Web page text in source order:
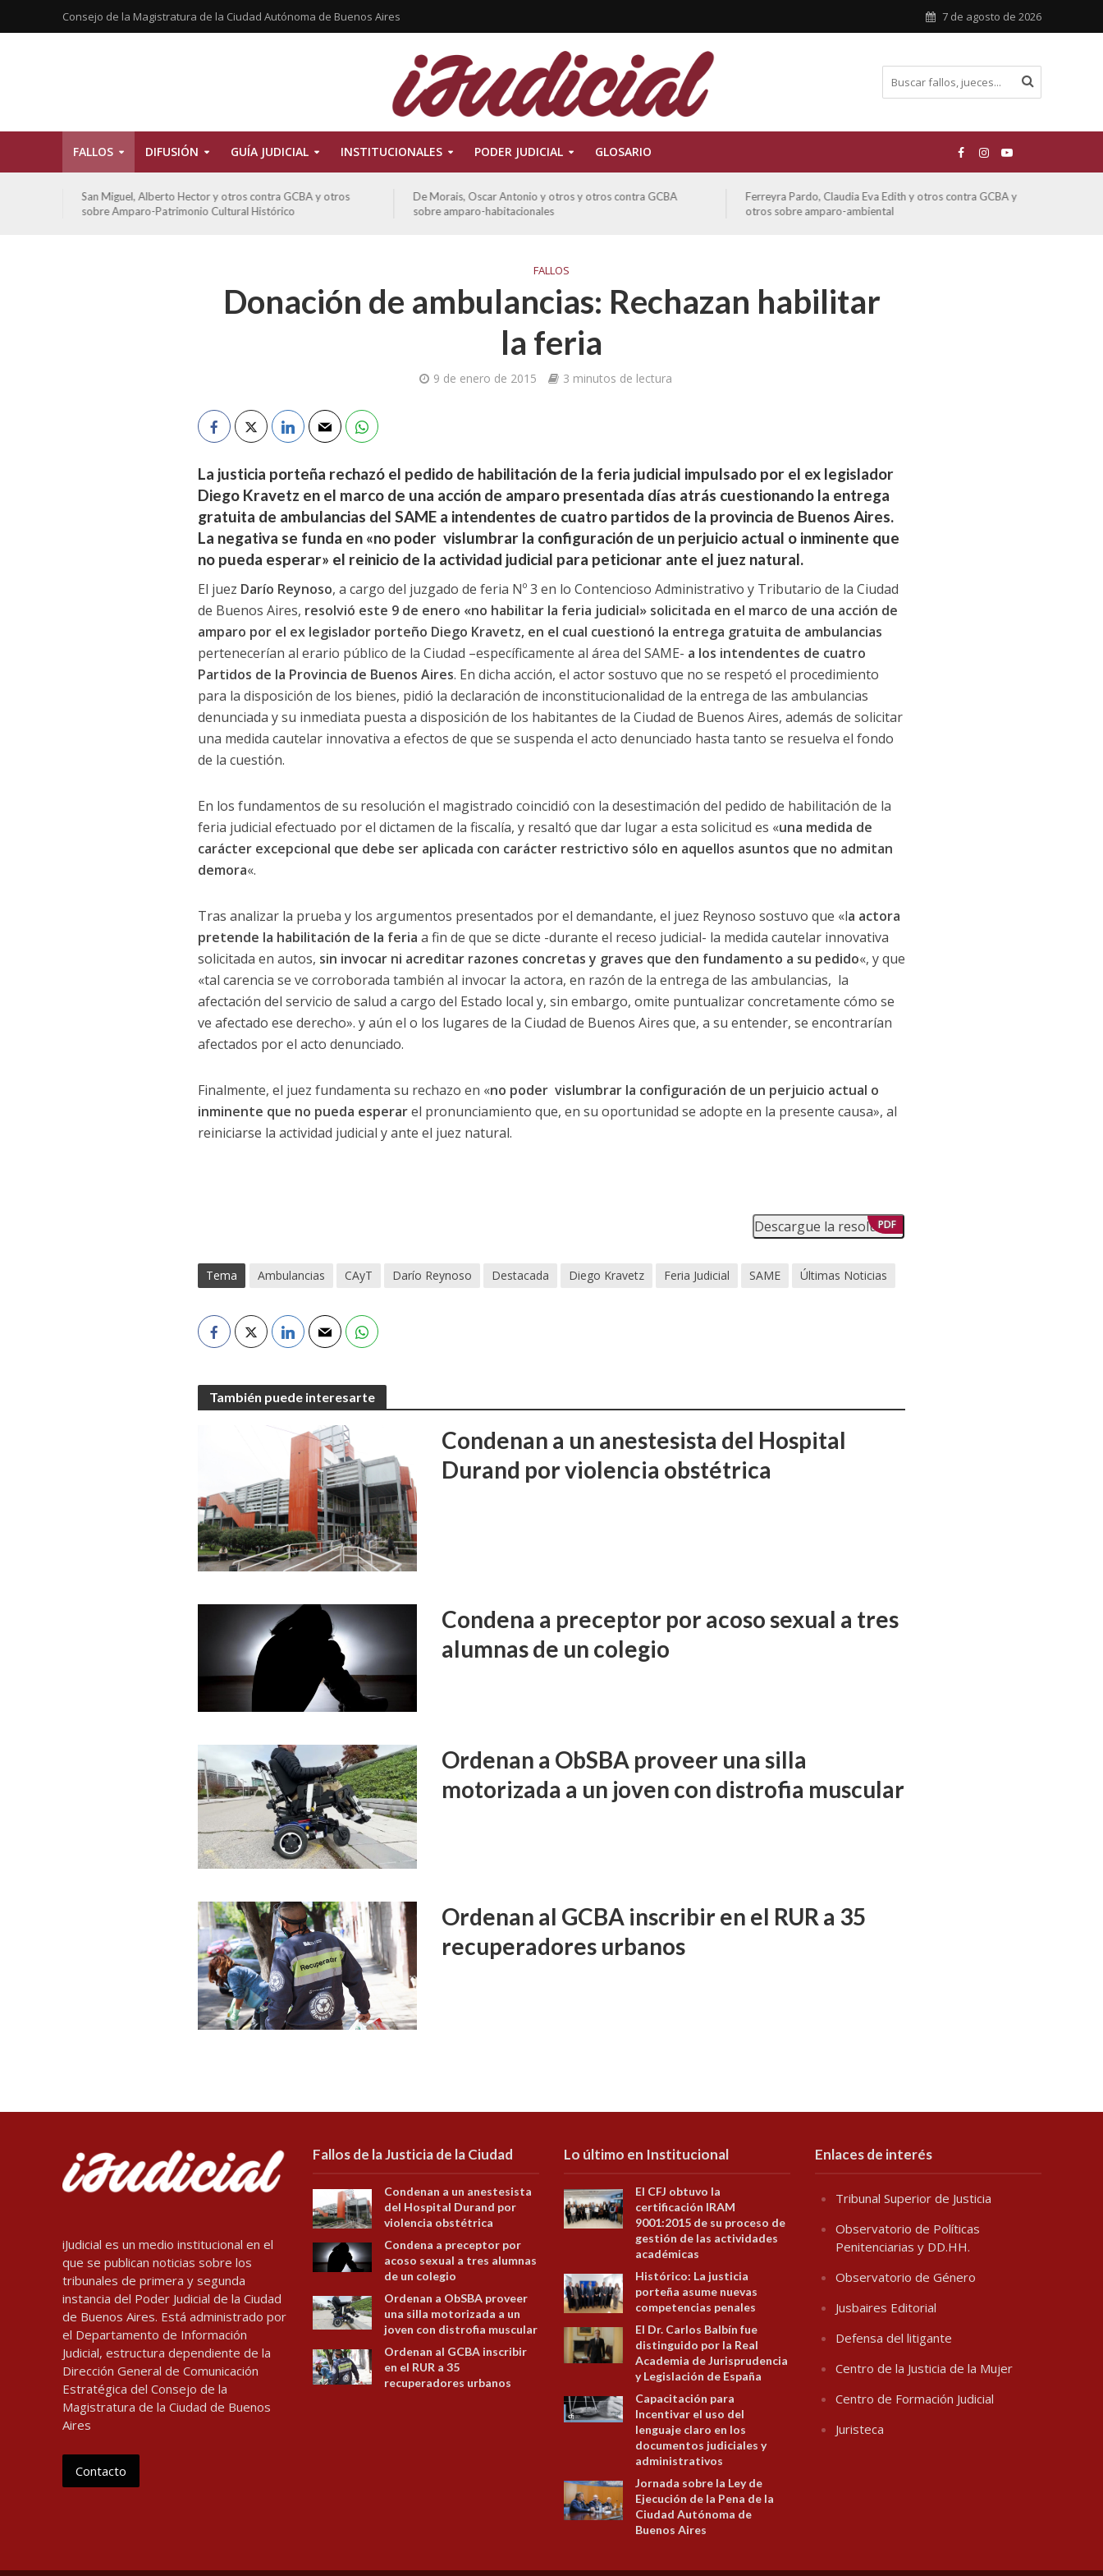
Consejo de la Magistratura de la Ciudad Autónoma de Buenos Aires 7 de agosto de 2026
FALLOS DIFUSIÓN GUÍA JUDICIAL INSTITUCIONALES PODER JUDICIAL GLOSARIO
De Morais, Oscar Antonio y otros y otros contra GCBA
sobre amparo-habitacionales
Ferreyra Pardo, Claudia Eva Edith y otros contra GCBA y
otros sobre amparo-ambiental
ATE contra GCBA sobre amparo – empleo publico otros
FALLOS
Donación de ambulancias: Rechazan habilitar
la feria
9 de enero de 2015 3 minutos de lectura
La justicia porteña rechazó el pedido de habilitación de la feria judicial impulsado por el ex legislador
Diego Kravetz en el marco de una acción de amparo presentada días atrás cuestionando la entrega
gratuita de ambulancias del SAME a intendentes de cuatro partidos de la provincia de Buenos Aires.
La negativa se funda en «no poder vislumbrar la configuración de un perjuicio actual o inminente que
no pueda esperar» el reinicio de la actividad judicial para peticionar ante el juez natural.
El juez Darío Reynoso, a cargo del juzgado de feria Nº 3 en lo Contencioso Administrativo y Tributario de la Ciudad
de Buenos Aires, resolvió este 9 de enero «no habilitar la feria judicial» solicitada en el marco de una acción de
amparo por el ex legislador porteño Diego Kravetz, en el cual cuestionó la entrega gratuita de ambulancias
pertenecerían al erario público de la Ciudad –específicamente al área del SAME- a los intendentes de cuatro
Partidos de la Provincia de Buenos Aires. En dicha acción, el actor sostuvo que no se respetó el procedimiento
para la disposición de los bienes, pidió la declaración de inconstitucionalidad de la entrega de las ambulancias
denunciada y su inmediata puesta a disposición de los habitantes de la Ciudad de Buenos Aires, además de solicitar
una medida cautelar innovativa a efectos de que se suspenda el acto denunciado hasta tanto se resuelva el fondo
de la cuestión.
En los fundamentos de su resolución el magistrado coincidió con la desestimación del pedido de habilitación de la
feria judicial efectuado por el dictamen de la fiscalía, y resaltó que dar lugar a esta solicitud es «una medida de
carácter excepcional que debe ser aplicada con carácter restrictivo sólo en aquellos asuntos que no admitan
demora«.
Tras analizar la prueba y los argumentos presentados por el demandante, el juez Reynoso sostuvo que «la actora
pretende la habilitación de la feria a fin de que se dicte -durante el receso judicial- la medida cautelar innovativa
solicitada en autos, sin invocar ni acreditar razones concretas y graves que den fundamento a su pedido«, y que
«tal carencia se ve corroborada también al invocar la actora, en razón de la entrega de las ambulancias, la
afectación del servicio de salud a cargo del Estado local y, sin embargo, omite puntualizar concretamente cómo se
ve afectado ese derecho». y aún el o los lugares de la Ciudad de Buenos Aires que, a su entender, se encontrarían
afectados por el acto denunciado.
Finalmente, el juez fundamenta su rechazo en «no poder vislumbrar la configuración de un perjuicio actual o
inminente que no pueda esperarel pronunciamiento que, en su oportunidad se adopte en la presente causa», al
reiniciarse la actividad judicial y ante el juez natural.
Descargue la resolución
PDF
Tema Ambulancias CAyT Darío Reynoso Destacada Diego Kravetz Feria Judicial SAME Últimas Noticias
También puede interesarte
Condenan a un anestesista del Hospital
Durand por violencia obstétrica
Condena a preceptor por acoso sexual a tres
alumnas de un colegio
Ordenan a ObSBA proveer una silla
motorizada a un joven con distrofia muscular
Ordenan al GCBA inscribir en el RUR a 35
recuperadores urbanos
iJudicial es un medio institucional en el
que se publican noticias sobre los
tribunales de primera y segunda
instancia del Poder Judicial de la Ciudad
de Buenos Aires. Está administrado por
el Departamento de Información
Judicial, estructura dependiente de la
Dirección General de Comunicación
Estratégica del Consejo de la
Magistratura de la Ciudad de Buenos
Aires
Contacto
Fallos de la Justicia de la Ciudad
Condenan a un anestesista
del Hospital Durand por
violencia obstétrica
Condena a preceptor por
acoso sexual a tres alumnas
de un colegio
Ordenan a ObSBA proveer
una silla motorizada a un
joven con distrofia muscular
Ordenan al GCBA inscribir
en el RUR a 35
recuperadores urbanos
Lo último en Institucional
El CFJ obtuvo la
certificación IRAM
9001:2015 de su proceso de
gestión de las actividades
académicas
Histórico: La justicia
porteña asume nuevas
competencias penales
El Dr. Carlos Balbín fue
distinguido por la Real
Academia de Jurisprudencia
y Legislación de España
Capacitación para
Incentivar el uso del
lenguaje claro en los
documentos judiciales y
administrativos
Jornada sobre la Ley de
Ejecución de la Pena de la
Ciudad Autónoma de
Buenos Aires
Enlaces de interés
Tribunal Superior de Justicia
Observatorio de Políticas
Penitenciarias y DD.HH.
Observatorio de Género
Jusbaires Editorial
Defensa del litigante
Centro de la Justicia de la Mujer
Centro de Formación Judicial
Juristeca